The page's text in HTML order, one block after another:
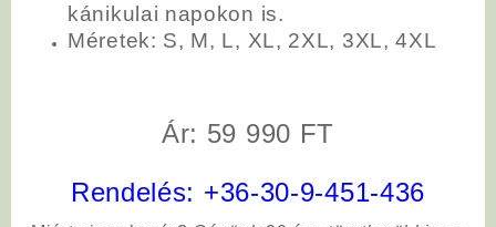
kánikulai napokon is.
Méretek: S, M, L, XL, 2XL, 3XL, 4XL
Ár: 59 990 FT
Rendelés: +36-30-9-451-436